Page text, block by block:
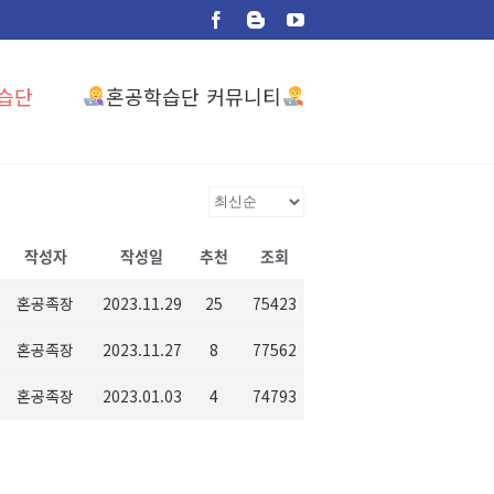
Facebook
BloggerYouTube
단 혼공학습단 커뮤니티
작성자 작성일 추천 조회
혼공족장 2023.11.29 25 75423
혼공족장 2023.11.27 8 77562
혼공족장 2023.01.03 4 74793